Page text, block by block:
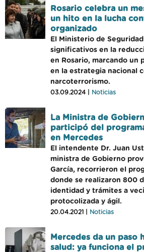
Rosario celebra un
un hito en la lucha
organizado
El Ministerio de
significativos en la
en Rosario, marcando un
en la estrategia nacional
narcoterrorismo.
03.09.2024 | Noticias
La Ministra de
participó del
en Mercedes
El intendente Dr. Juan
ministra de Gobierno
García, recorrieron el
donde se realizaron 800
identidad y trámites a
protocolizada y ágil.
20.04.2021 | Noticias
Mercedes da un paso
salud: ya funciona el